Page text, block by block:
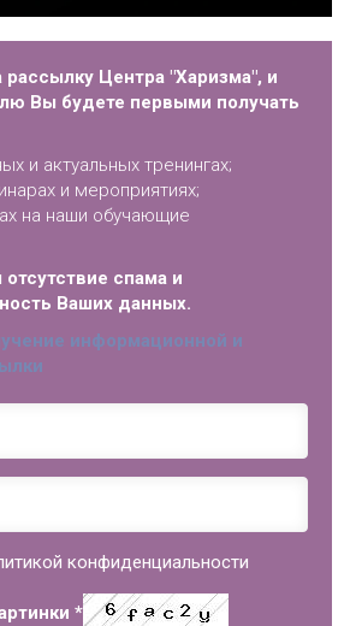
Центра "Харизма", и
Вы будете первыми получать
и актуальных тренингах;
и мероприятиях;
на наши обучающие
спама и
Ваших данных.
информационной и
конфиденциальности
*